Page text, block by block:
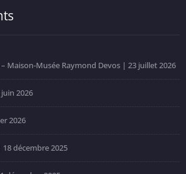
Maison-Musée Raymond Devos | 23 juillet 2026
juin 2026
2026
décembre 2025